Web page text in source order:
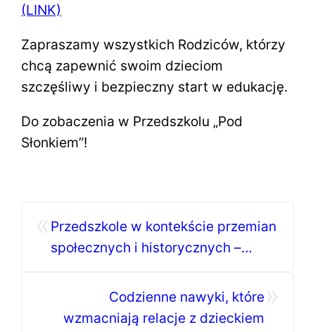
(LINK)
Zapraszamy wszystkich Rodziców, którzy
chcą zapewnić swoim dzieciom
szczęśliwy i bezpieczny start w edukację.
Do zobaczenia w Przedszkolu „Pod
Słonkiem”!
Przedszkole w kontekście przemian
społecznych i historycznych –
przedszkola
»
Codzienne nawyki, które
wzmacniają relacje z dzieckiem